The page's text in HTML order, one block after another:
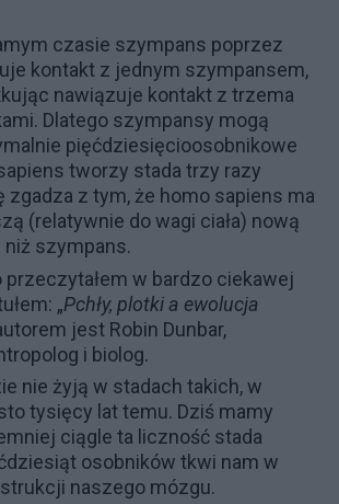
czasie szympans poprzez
kontakt z jednym szympansem,
nawiązuje kontakt z trzema
Dlatego szympansy mogą
pięćdziesięcioosobnikowe
tworzy stada trzy razy
zgadza z tym, że homo sapiens ma
(relatywnie do wagi ciała) nową
szympans.
w bardzo ciekawej
„Pchły, plotki a ewolucja
jest Robin Dunbar,
i biolog.
nie żyją w stadach takich, w
tysięcy lat temu. Dziś mamy
ciągle ta liczność stada
osobników tkwi nam w
naszego mózgu.